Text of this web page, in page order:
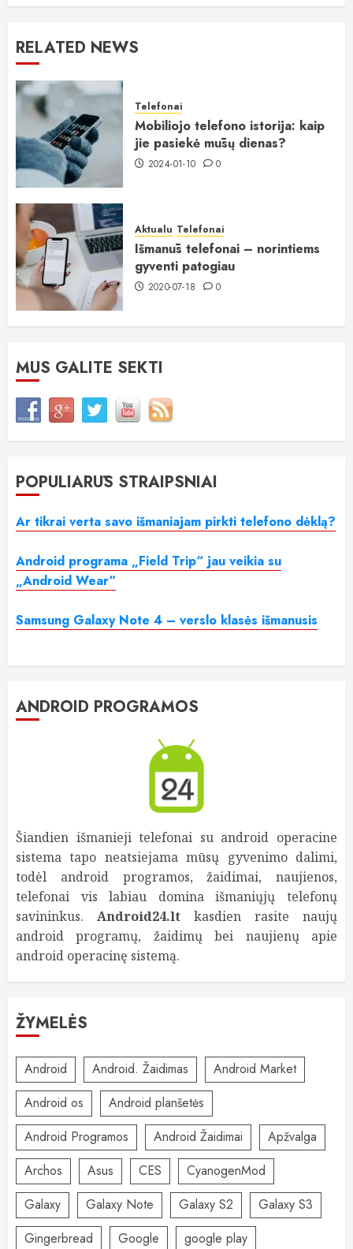
RELATED NEWS
Telefonai
Mobiliojo telefono istorija: kaip
jie pasiekė mūsų dienas?
2024-01-10 0
Aktualu Telefonai
Išmanūs telefonai – norintiems
gyventi patogiau
2020-07-18 0
MUS GALITE SEKTI
POPULIARŪS STRAIPSNIAI
Ar tikrai verta savo išmaniajam pirkti telefono dėklą?
Android programa „Field Trip“ jau veikia su
„Android Wear“
Samsung Galaxy Note 4 – verslo klasės išmanusis
ANDROID PROGRAMOS
Šiandien išmanieji telefonai su android operacine
sistema tapo neatsiejama mūsų gyvenimo dalimi,
todėl android programos, žaidimai, naujienos,
telefonai vis labiau domina išmaniųjų telefonų
savininkus. Android24.lt kasdien rasite naujų
android programų, žaidimų bei naujienų apie
android operacinę sistemą.
ŽYMELĖS
Android Android. Žaidimas
Android Market
Android os
Android planšetės
Android Programos
Android Žaidimai
Apžvalga
Archos
Asus CES
CyanogenMod
Galaxy
Galaxy Note Galaxy S2
Galaxy S3
Gingerbread
Google
google play